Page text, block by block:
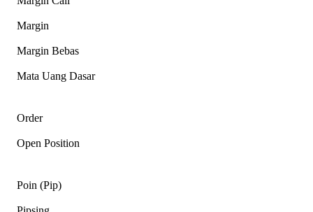
Margin
Margin Bebas
Mata Uang Dasar
Order
Open Position
Poin (Pip)